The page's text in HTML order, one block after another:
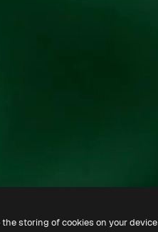
storing of cookies on your